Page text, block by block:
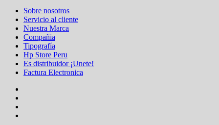
Sobre nosotros
Servicio al cliente
Nuestra Marca
Compañia
Tipografía
Hp Store Peru
Es distribuidor ¡Unete!
Factura Electronica